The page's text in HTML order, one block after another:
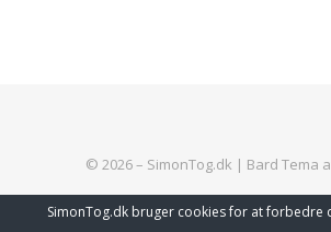
© 2026 – SimonTog.dk | Bard Tema
SimonTog.dk bruger cookies for at forbedre